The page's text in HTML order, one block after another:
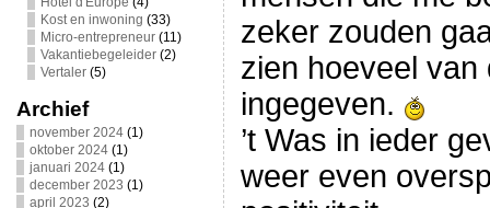
Kost en inwoning (33)
Micro-entrepreneur(11)
Vakantiebegeleider(2)
Vertaler(5)
Archief
november 2024(1)
oktober 2024(1)
januari 2024(1)
december 2023 (1)
april 2023 (2)
zeker zouden
zien hoeveel van
ingegeven.
’t Was in ieder
weer even